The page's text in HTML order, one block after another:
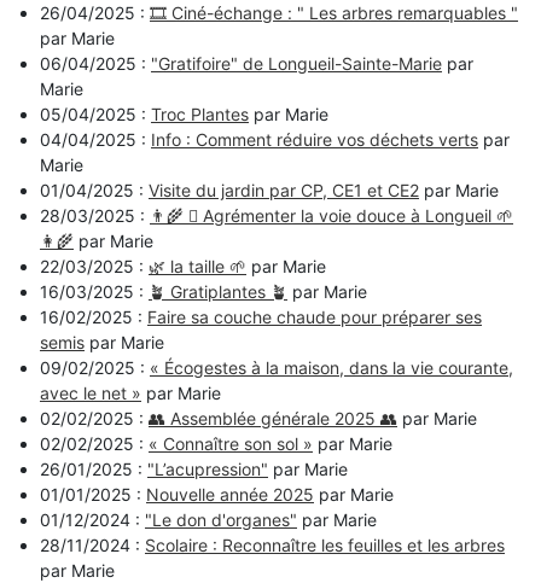
26/04/2025 : 🎞️ Ciné-échange : " Les arbres remarquables "
par Marie
06/04/2025 : "Gratifoire" de Longueil-Sainte-Marie par
Marie
05/04/2025 : Troc Plantes par Marie
04/04/2025 : Info : Comment réduire vos déchets verts par
Marie
01/04/2025 : Visite du jardin par CP, CE1 et CE2 par Marie
28/03/2025 : 👨‍🌾 🪏 Agrémenter la voie douce à Longueil 🌱
👩‍🌾 par Marie
22/03/2025 : 🌿 la taille 🌱 par Marie
16/03/2025 : 🪴 Gratiplantes 🪴 par Marie
16/02/2025 : Faire sa couche chaude pour préparer ses
semis par Marie
09/02/2025 : « Écogestes à la maison, dans la vie courante,
avec le net » par Marie
02/02/2025 : 👥 Assemblée générale 2025 👥 par Marie
02/02/2025 : « Connaître son sol » par Marie
26/01/2025 : "L’acupression" par Marie
01/01/2025 : Nouvelle année 2025 par Marie
01/12/2024 : "Le don d'organes" par Marie
28/11/2024 : Scolaire : Reconnaître les feuilles et les arbres
par Marie